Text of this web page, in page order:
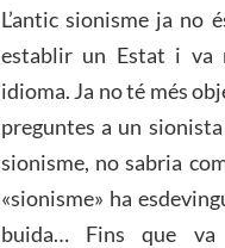
L’antic sionisme ja no
establir un Estat i va
idioma. Ja no té més
preguntes a un
sionisme, no sabria
«sionisme» ha
buida… Fins que